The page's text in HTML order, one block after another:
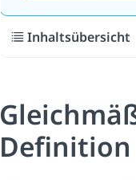
Inhaltsübersicht
Definition